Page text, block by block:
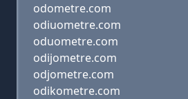
odometre.com
odiuometre.com
oduometre.com
odijometre.com
odjometre.com
odikometre.com